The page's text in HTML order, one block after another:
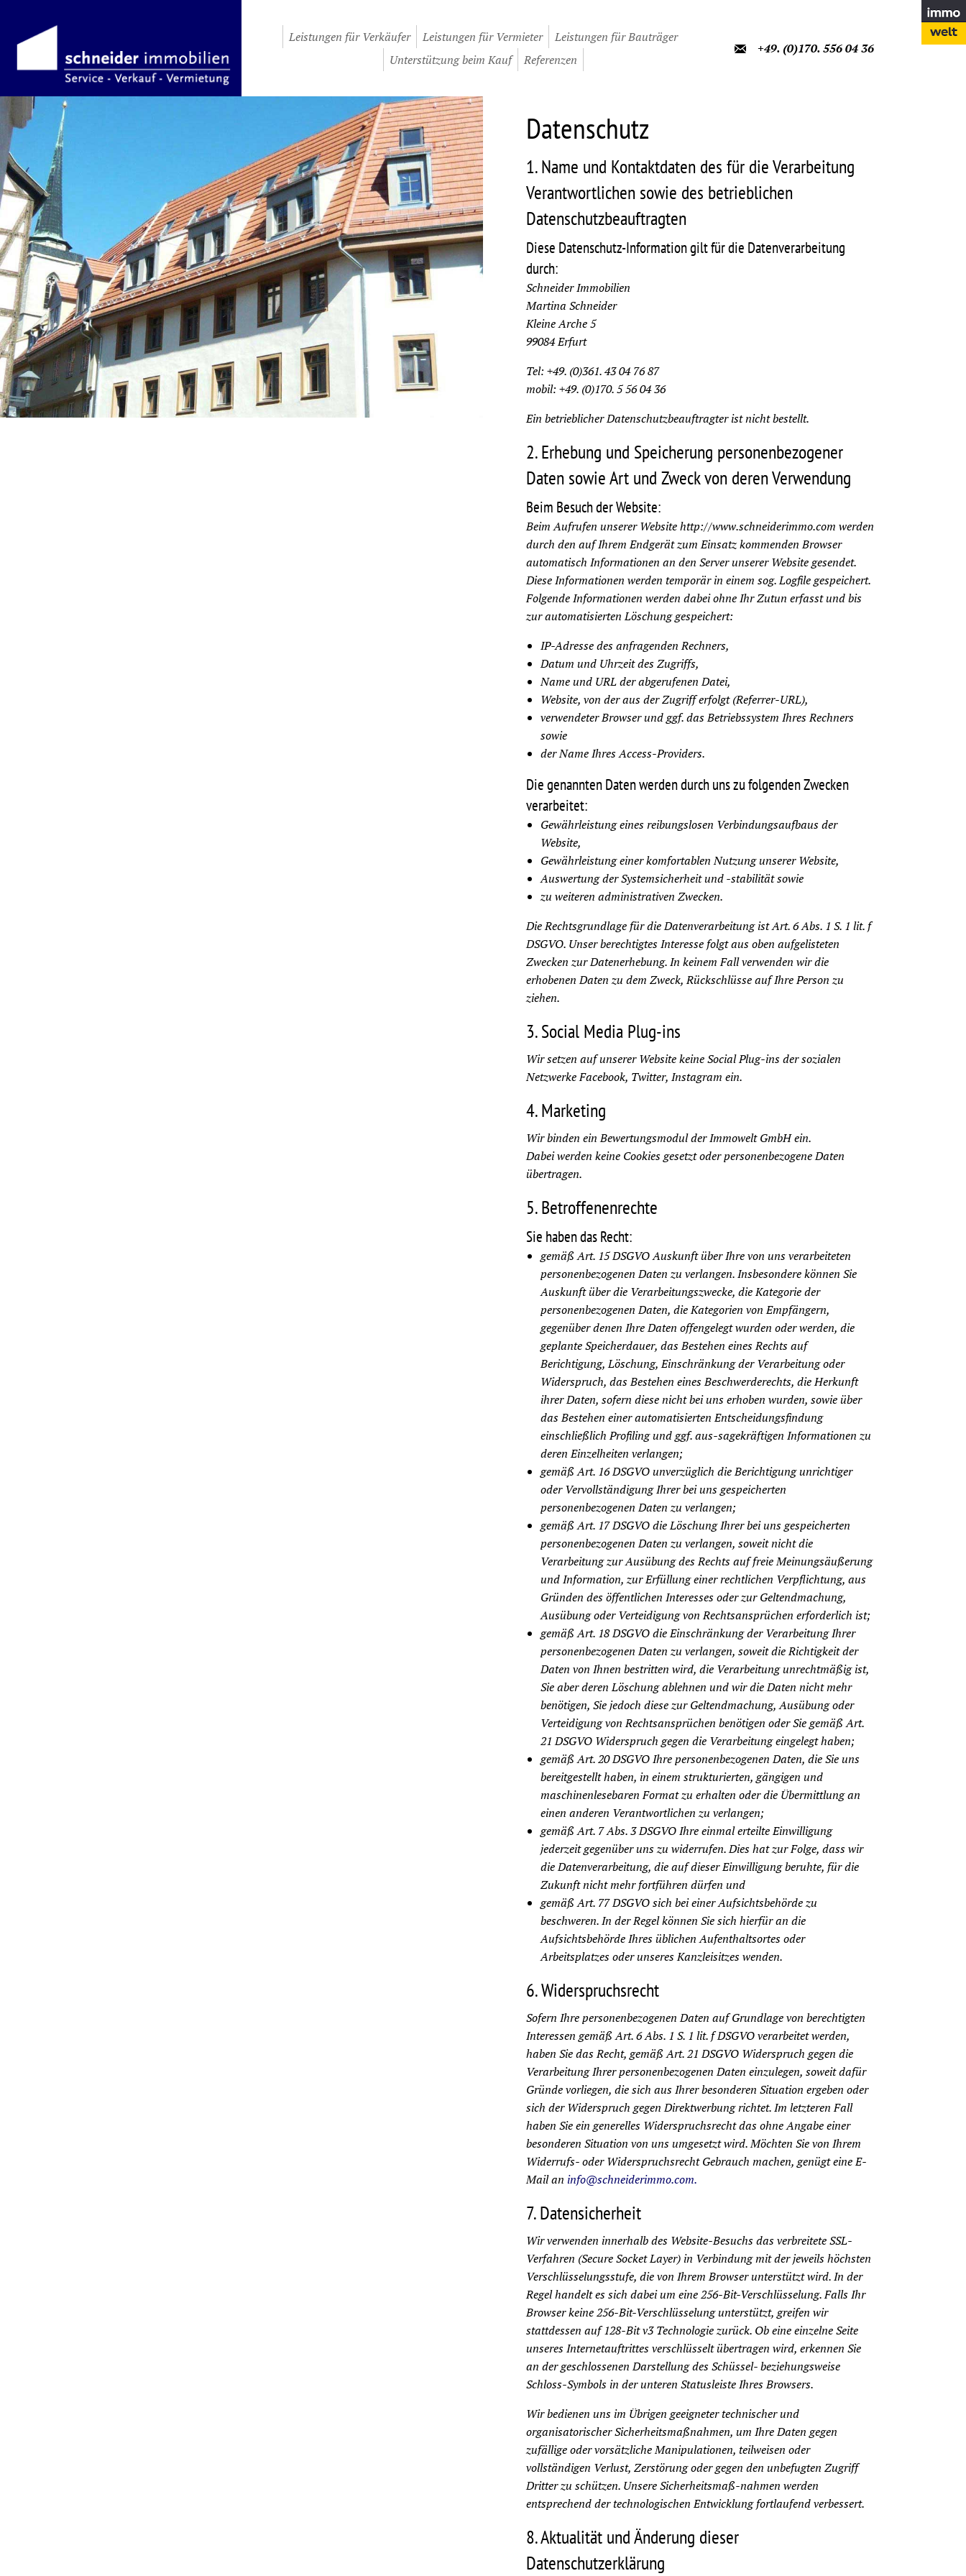
Leistungen für Verkäufer Leistungen für Vermieter
Leistungen für Bauträger
Unterstützung beim Kauf
Referenzen
+49. (0)170. 556 04 36
Datenschutz
1. Name und Kontaktdaten des für die Verarbeitung
Verantwortlichen sowie des betrieblichen
Datenschutzbeauftragten
Diese Datenschutz-Information gilt für die Datenverarbeitung
durch:
Schneider Immobilien
Martina Schneider
Kleine Arche 5
99084 Erfurt
Tel: +49. (0)361. 43 04 76 87
mobil: +49. (0)170. 5 56 04 36
Ein betrieblicher Datenschutzbeauftragter ist nicht bestellt.
2. Erhebung und Speicherung personenbezogener
Daten sowie Art und Zweck von deren Verwendung
Beim Besuch der Website:
Beim Aufrufen unserer Website http://www.schneiderimmo.com werden
durch den auf Ihrem Endgerät zum Einsatz kommenden Browser
automatisch Informationen an den Server unserer Website gesendet.
Diese Informationen werden temporär in einem sog. Logfile gespeichert.
Folgende Informationen werden dabei ohne Ihr Zutun erfasst und bis
zur automatisierten Löschung gespeichert:
IP-Adresse des anfragenden Rechners,
Datum und Uhrzeit des Zugriffs,
Name und URL der abgerufenen Datei,
Website, von der aus der Zugriff erfolgt (Referrer-URL),
verwendeter Browser und ggf. das Betriebssystem Ihres Rechners
sowie
der Name Ihres Access-Providers.
Die genannten Daten werden durch uns zu folgenden Zwecken
verarbeitet:
Gewährleistung eines reibungslosen Verbindungsaufbaus der
Website,
Gewährleistung einer komfortablen Nutzung unserer Website,
Auswertung der Systemsicherheit und -stabilität sowie
zu weiteren administrativen Zwecken.
Die Rechtsgrundlage für die Datenverarbeitung ist Art. 6 Abs. 1 S. 1 lit. f
DSGVO. Unser berechtigtes Interesse folgt aus oben aufgelisteten
Zwecken zur Datenerhebung. In keinem Fall verwenden wir die
erhobenen Daten zu dem Zweck, Rückschlüsse auf Ihre Person zu
ziehen.
3. Social Media Plug-ins
Wir setzen auf unserer Website keine Social Plug-ins der sozialen
Netzwerke Facebook, Twitter, Instagram ein.
4. Marketing
Wir binden ein Bewertungsmodul der Immowelt GmbH ein.
Dabei werden keine Cookies gesetzt oder personenbezogene Daten
übertragen.
5. Betroffenenrechte
Sie haben das Recht:
gemäß Art. 15 DSGVO Auskunft über Ihre von uns verarbeiteten
personenbezogenen Daten zu verlangen. Insbesondere können Sie
Auskunft über die Verarbeitungszwecke, die Kategorie der
personenbezogenen Daten, die Kategorien von Empfängern,
gegenüber denen Ihre Daten offengelegt wurden oder werden, die
geplante Speicherdauer, das Bestehen eines Rechts auf
Berichtigung, Löschung, Einschränkung der Verarbeitung oder
Widerspruch, das Bestehen eines Beschwerderechts, die Herkunft
ihrer Daten, sofern diese nicht bei uns erhoben wurden, sowie über
das Bestehen einer automatisierten Entscheidungsfindung
einschließlich Profiling und ggf. aus-sagekräftigen Informationen zu
deren Einzelheiten verlangen;
gemäß Art. 16 DSGVO unverzüglich die Berichtigung unrichtiger
oder Vervollständigung Ihrer bei uns gespeicherten
personenbezogenen Daten zu verlangen;
gemäß Art. 17 DSGVO die Löschung Ihrer bei uns gespeicherten
personenbezogenen Daten zu verlangen, soweit nicht die
Verarbeitung zur Ausübung des Rechts auf freie Meinungsäußerung
und Information, zur Erfüllung einer rechtlichen Verpflichtung, aus
Gründen des öffentlichen Interesses oder zur Geltendmachung,
Ausübung oder Verteidigung von Rechtsansprüchen erforderlich ist;
gemäß Art. 18 DSGVO die Einschränkung der Verarbeitung Ihrer
personenbezogenen Daten zu verlangen, soweit die Richtigkeit der
Daten von Ihnen bestritten wird, die Verarbeitung unrechtmäßig ist,
Sie aber deren Löschung ablehnen und wir die Daten nicht mehr
benötigen, Sie jedoch diese zur Geltendmachung, Ausübung oder
Verteidigung von Rechtsansprüchen benötigen oder Sie gemäß Art.
21 DSGVO Widerspruch gegen die Verarbeitung eingelegt haben;
gemäß Art. 20 DSGVO Ihre personenbezogenen Daten, die Sie uns
bereitgestellt haben, in einem strukturierten, gängigen und
maschinenlesebaren Format zu erhalten oder die Übermittlung an
einen anderen Verantwortlichen zu verlangen;
gemäß Art. 7 Abs. 3 DSGVO Ihre einmal erteilte Einwilligung
jederzeit gegenüber uns zu widerrufen. Dies hat zur Folge, dass wir
die Datenverarbeitung, die auf dieser Einwilligung beruhte, für die
Zukunft nicht mehr fortführen dürfen und
gemäß Art. 77 DSGVO sich bei einer Aufsichtsbehörde zu
beschweren. In der Regel können Sie sich hierfür an die
Aufsichtsbehörde Ihres üblichen Aufenthaltsortes oder
Arbeitsplatzes oder unseres Kanzleisitzes wenden.
6. Widerspruchsrecht
Sofern Ihre personenbezogenen Daten auf Grundlage von berechtigten
Interessen gemäß Art. 6 Abs. 1 S. 1 lit. f DSGVO verarbeitet werden,
haben Sie das Recht, gemäß Art. 21 DSGVO Widerspruch gegen die
Verarbeitung Ihrer personenbezogenen Daten einzulegen, soweit dafür
Gründe vorliegen, die sich aus Ihrer besonderen Situation ergeben oder
sich der Widerspruch gegen Direktwerbung richtet. Im letzteren Fall
haben Sie ein generelles Widerspruchsrecht das ohne Angabe einer
besonderen Situation von uns umgesetzt wird. Möchten Sie von Ihrem
Widerrufs- oder Widerspruchsrecht Gebrauch machen, genügt eine E-
Mail an info@schneiderimmo.com.
7. Datensicherheit
Wir verwenden innerhalb des Website-Besuchs das verbreitete SSL-
Verfahren (Secure Socket Layer) in Verbindung mit der jeweils höchsten
Verschlüsselungsstufe, die von Ihrem Browser unterstützt wird. In der
Regel handelt es sich dabei um eine 256-Bit-Verschlüsselung. Falls Ihr
Browser keine 256-Bit-Verschlüsselung unterstützt, greifen wir
stattdessen auf 128-Bit v3 Technologie zurück. Ob eine einzelne Seite
unseres Internetauftrittes verschlüsselt übertragen wird, erkennen Sie
an der geschlossenen Darstellung des Schüssel- beziehungsweise
Schloss-Symbols in der unteren Statusleiste Ihres Browsers.
Wir bedienen uns im Übrigen geeigneter technischer und
organisatorischer Sicherheitsmaßnahmen, um Ihre Daten gegen
zufällige oder vorsätzliche Manipulationen, teilweisen oder
vollständigen Verlust, Zerstörung oder gegen den unbefugten Zugriff
Dritter zu schützen. Unsere Sicherheitsmaß-nahmen werden
entsprechend der technologischen Entwicklung fortlaufend verbessert.
8. Aktualität und Änderung dieser
Datenschutzerklärung